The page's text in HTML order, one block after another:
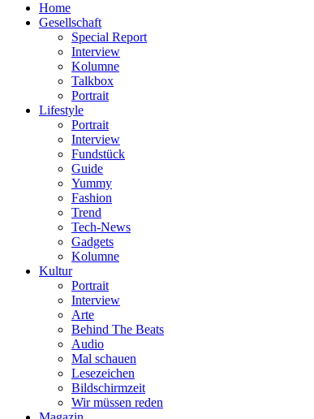
Home
Gesellschaft
Special Report
Interview
Kolumne
Talkbox
Portrait
Lifestyle
Portrait
Interview
Fundstück
Guide
Yummy
Fashion
Trend
Tech-News
Gadgets
Kolumne
Kultur
Portrait
Interview
Arte
Behind The Beats
Audio
Mal schauen
Lesezeichen
Bildschirmzeit
Wir müssen reden